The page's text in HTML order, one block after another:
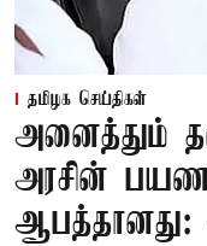
தமிழக செய்திகள்
அனைத்தும்
அரசின்
ஆபத்தானது: